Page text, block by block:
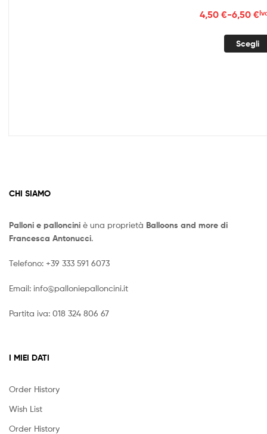
4,50 €-6,50 €
Scegli
CHI SIAMO
Palloni e palloncini è una proprietà Balloons and more di
Francesca Antonucci.
Telefono: +39 333 591 6073
Email: info@palloniepalloncini.it
Partita iva: 018 324 806 67
I MIEI DATI
Order History
Wish List
Order History